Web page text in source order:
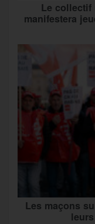
Le collectif
manifestera
Les maçons